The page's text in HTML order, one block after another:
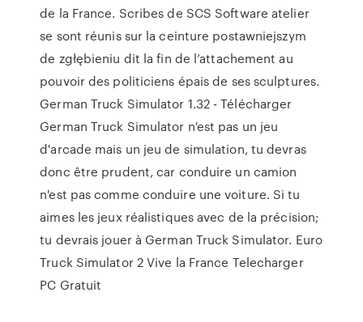
de la France. Scribes de SCS Software atelier
se sont réunis sur la ceinture postawniejszym
de zgłębieniu dit la fin de l’attachement au
pouvoir des politiciens épais de ses sculptures.
German Truck Simulator 1.32 - Télécharger
German Truck Simulator n'est pas un jeu
d'arcade mais un jeu de simulation, tu devras
donc être prudent, car conduire un camion
n'est pas comme conduire une voiture. Si tu
aimes les jeux réalistiques avec de la précision;
tu devrais jouer à German Truck Simulator. Euro
Truck Simulator 2 Vive la France Telecharger
PC Gratuit